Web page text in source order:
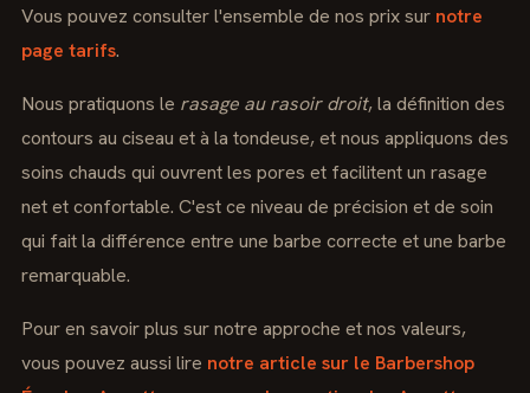
Vous pouvez consulter l'ensemble de nos prix sur notre
page tarifs.
Nous pratiquons le rasage au rasoir droit, la définition des
contours au ciseau et à la tondeuse, et nous appliquons des
soins chauds qui ouvrent les pores et facilitent un rasage
net et confortable. C'est ce niveau de précision et de soin
qui fait la différence entre une barbe correcte et une barbe
remarquable.
Pour en savoir plus sur notre approche et nos valeurs,
vous pouvez aussi lire notre article sur le Barbershop